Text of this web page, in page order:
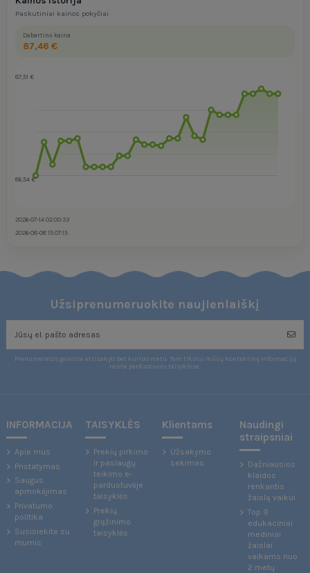
Paskutiniai kainos pokyčiai
Dabartinė kaina
87,46 €
87,51 €
86,54 €
2026-07-14 02:00:33
2026-08-08 15:07:15
Užsiprenumeruokite naujienlaiškį
Prenumeratos galėsite atsisakyti bet kuriuo metu. Tam tikslui mūsų kontaktinę informaciją
rasite parduotuvės taisyklėse.
INFORMACIJA
Apie mus
Pristatymas
Saugus
apmokėjimas
Privatumo
politika
Susisiekite su
mumis
TAISYKLĖS
Prekių pirkimo
ir paslaugų
teikimo e-
parduotuvėje
taisyklės
Prekių
grąžinimo
taisyklės
Klientams
Užsakymo
sekimas
Naudingi
straipsniai
Dažniausios
klaidos
renkantis
žaislą vaikui
Top 9
edukaciniai
mediniai
žaislai
vaikams nuo
2 metų